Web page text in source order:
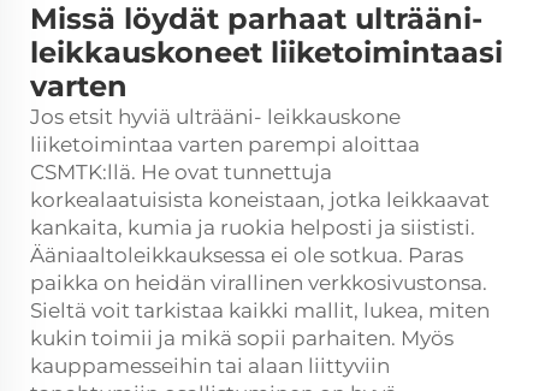
Missä löydät parhaat ulträäni-
leikkauskoneet liiketoimintaasi
varten
Jos etsit hyviä ulträäni- leikkauskone
liiketoimintaa varten parempi aloittaa
CSMTK:llä. He ovat tunnettuja
korkealaatuisista koneistaan, jotka leikkaavat
kankaita, kumia ja ruokia helposti ja siististi.
Ääniaaltoleikkauksessa ei ole sotkua. Paras
paikka on heidän virallinen verkkosivustonsa.
Sieltä voit tarkistaa kaikki mallit, lukea, miten
kukin toimii ja mikä sopii parhaiten. Myös
kauppamesseihin tai alaan liittyviin